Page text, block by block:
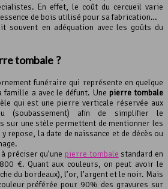
En effet, le coût du cercueil varie
de bois utilisé pour sa fabrication…
souvent en adéquation avec les goûts du
tombale ?
funéraire qui représente en quelque
a avec le défunt. Une pierre tombale
qui est une pierre verticale réservée aux
(soubassement) afin de simplifier le
sur une stèle permettent de mentionner les
repose, la date de naissance et de décès ou
préciser qu’une pierre tombale standard en
€. Quant aux couleurs, on peut avoir le
du bordeaux), l’or, l’argent et le noir. Mais
préférée pour 90% des gravures sur